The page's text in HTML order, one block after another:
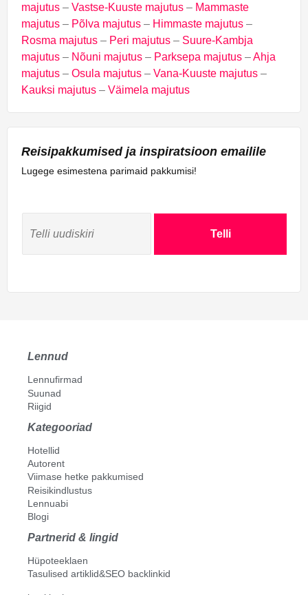
majutus – Vastse-Kuuste majutus – Mammaste
majutus – Põlva majutus – Himmaste majutus –
Rosma majutus – Peri majutus – Suure-Kambja
majutus – Nõuni majutus – Parksepa majutus –Ahja
majutus – Osula majutus – Vana-Kuuste majutus –
Kauksi majutus – Väimela majutus
Reisipakkumised ja inspiratsioon emailile
Lugege esimestena parimaid pakkumisi!
Telli
Lennud
Lennufirmad
Suunad
Riigid
Kategooriad
Hotellid
Autorent
Viimase hetke pakkumised
Reisikindlustus
Lennuabi
Blogi
Partnerid & lingid
Hüpoteeklaen
Tasulised artiklid&SEO backlinkid